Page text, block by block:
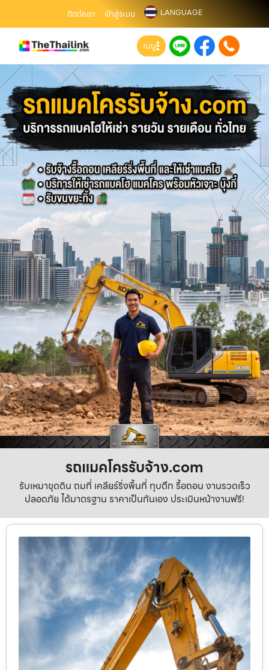
ติดต่อเรา เข้าสู่ระบบ LANGUAGE
เมนู
รถแมคโครรับจ้าง.com
รับเหมาขุดดิน ถมที่ เคลียร์ริ่งพื้นที่ ทุบตึก รื้อถอน งานรวดเร็ว
ปลอดภัย ได้มาตรฐาน ราคาเป็นกันเอง ประเมินหน้างานฟรี!